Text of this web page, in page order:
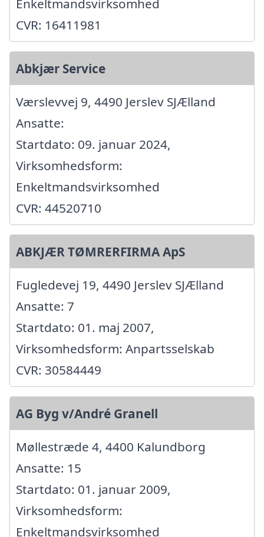
Enkeltmandsvirksomhed
CVR: 16411981
Abkjær Service
Værslevvej 9, 4490 Jerslev SJÆlland
Ansatte:
Startdato: 09. januar 2024,
Virksomhedsform:
Enkeltmandsvirksomhed
CVR: 44520710
ABKJÆR TØMRERFIRMA ApS
Fugledevej 19, 4490 Jerslev SJÆlland
Ansatte: 7
Startdato: 01. maj 2007,
Virksomhedsform: Anpartsselskab
CVR: 30584449
AG Byg v/André Granell
Møllestræde 4, 4400 Kalundborg
Ansatte: 15
Startdato: 01. januar 2009,
Virksomhedsform:
Enkeltmandsvirksomhed